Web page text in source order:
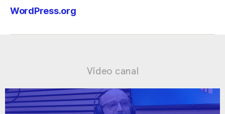
WordPress.org
Vídeo canal